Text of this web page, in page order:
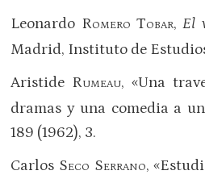
Leonardo ROMERO TOBAR,El
Madrid, Instituto de
Aristide RUMEAU, «Una
dramas y una comedia a
189 (1962), 3.
Carlos SECO SERRANO,